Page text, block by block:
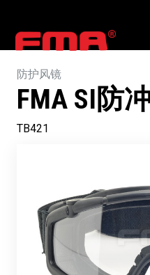
防护风镜
FMA SI防
TB421